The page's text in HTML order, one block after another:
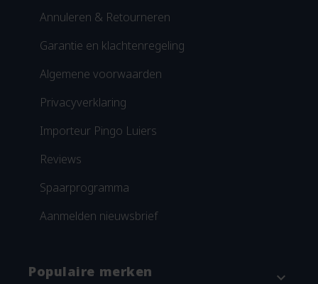
Annuleren & Retourneren
Garantie en klachtenregeling
Algemene voorwaarden
Privacyverklaring
Importeur Pingo Luiers
Reviews
Spaarprogramma
Aanmelden nieuwsbrief
Populaire merken expand_more